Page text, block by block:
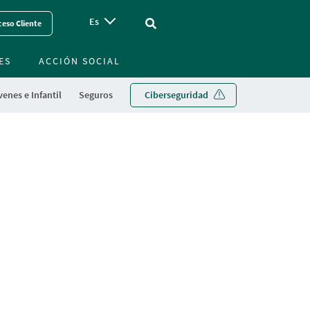
Cliente Es Vinculo - Buscar en la web
e Infantil Seguros Ciberseguridad
ACCIÓN SOCIAL